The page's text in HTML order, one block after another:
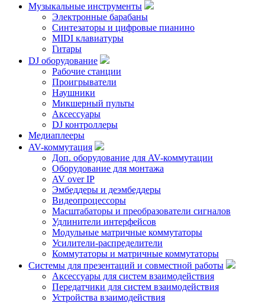
Музыкальные инструменты
Электронные барабаны
Синтезаторы и цифровые пианино
MIDI клавиатуры
Гитары
DJ оборудование
Рабочие станции
Проигрыватели
Наушники
Микшерный пульты
Аксессуары
DJ контроллеры
Медиаплееры
AV-коммутация
Доп. оборудование для AV-коммутации
Оборудование для монтажа
AV over IP
Эмбеддеры и деэмбеддеры
Видеопроцессоры
Масштабаторы и преобразователи сигналов
Удлинители интерфейсов
Модульные матричные коммутаторы
Усилители-распределители
Коммутаторы и матричные коммутаторы
Системы для презентаций и совместной работы
Аксессуары для систем взаимодействия
Передатчики для систем взаимодействия
Устройства взаимодействия